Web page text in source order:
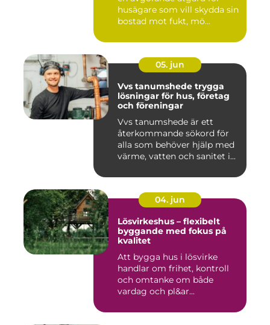
husägare som vill skydda sin
bostad mot fukt, mö...
05. jun
Vvs tanumshede trygga
lösningar för hus, företag
och föreningar
Vvs tanumshede är ett
återkommande sökord för
alla som behöver hjälp med
värme, vatten och sanitet i...
04. jun
Lösvirkeshus – flexibelt
byggande med fokus på
kvalitet
Att bygga hus i lösvirke
handlar om frihet, kontroll
och omtanke om både
vardag och pl&ar...